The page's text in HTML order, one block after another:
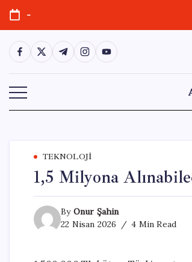
Skip
content
-
https://www.facebook.com/
https://twitter.com/
https://t.me/
https://https://youtube.com/
TEKNOLOJI
1,5 Milyona
By Onur Şahin
22 Nisan 2026
4 Min Read